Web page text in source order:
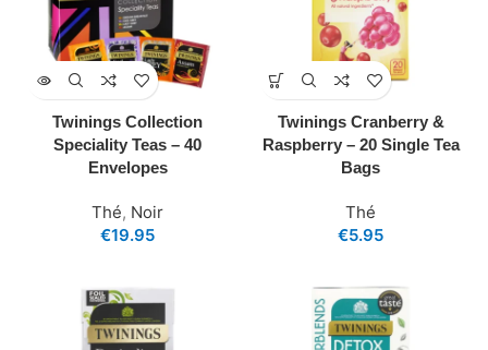
Twinings Collection
Speciality Teas – 40
Envelopes
Thé, Noir
€19.95
Twinings Cranberry &
Raspberry – 20 Single Tea
Bags
Thé
€5.95